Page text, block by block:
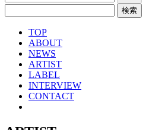
TOP
ABOUT
NEWS
ARTIST
LABEL
INTERVIEW
CONTACT